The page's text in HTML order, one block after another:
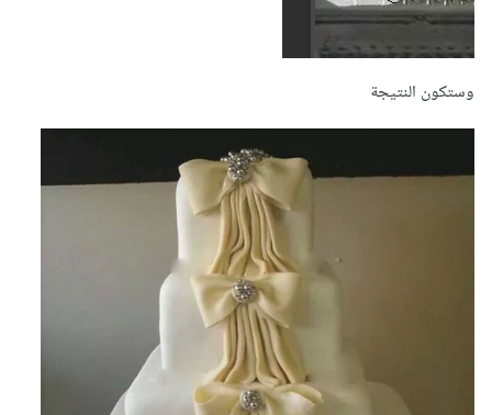
وستكون النتيجة